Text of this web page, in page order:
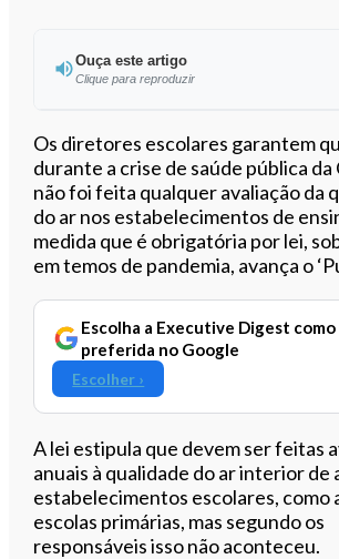
Ouça este artigo
Clique para reproduzir
Ouvir este artigo
Os diretores escolares garantem
durante a crise de saúde pública
não foi feita qualquer avaliação da
do ar nos estabelecimentos de
medida que é obrigatória por lei,
em temos de pandemia, avança o
Escolha a Executive Digest
preferida no Google
Escolher ›
A lei estipula que devem ser feitas
anuais à qualidade do ar interior de
estabelecimentos escolares, como
escolas primárias, mas segundo os
responsáveis isso não aconteceu.